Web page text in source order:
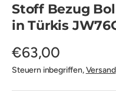
Stoff Bezug
in Türkis
€63,00
Steuern inbegriffen,Versand